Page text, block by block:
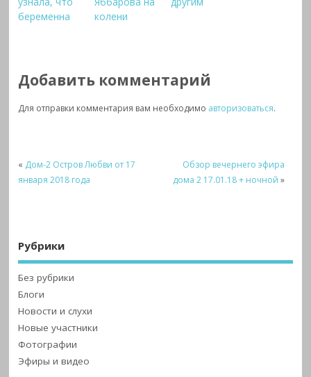
беременна
колени
Добавить комментарий
Для отправки комментария вам необходимо авторизоваться.
« Дом-2 Остров Любви от 17
января 2018 года
Обзор вечернего эфира
дома 2 17.01.18 + ночной »
Рубрики
Без рубрики
Блоги
Новости и слухи
Новые участники
Фотографии
Эфиры и видео